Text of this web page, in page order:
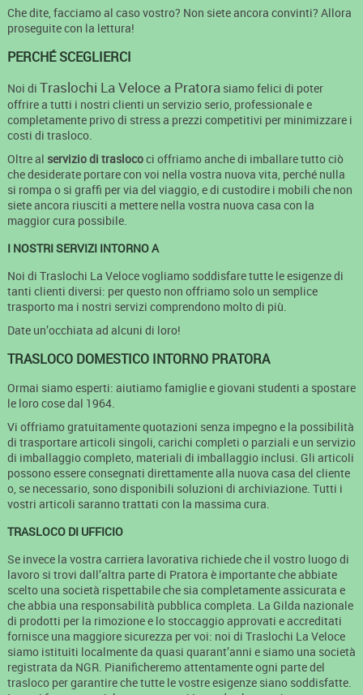
Che dite, facciamo al caso vostro? Non siete ancora convinti? Allora
proseguite con la lettura!
PERCHÉ SCEGLIERCI
Noi di Traslochi La Veloce a Pratorasiamo felici di poter
offrire a tutti i nostri clienti un servizio serio, professionale e
completamente privo di stress a prezzi competitivi per minimizzare i
costi di trasloco.
Oltre al servizio di traslococi offriamo anche di imballare tutto ciò
che desiderate portare con voi nella vostra nuova vita, perché nulla
si rompa o si graffi per via del viaggio, e di custodire i mobili che non
siete ancora riusciti a mettere nella vostra nuova casa con la
maggior cura possibile.
I NOSTRI SERVIZI INTORNO A
Noi di Traslochi La Veloce vogliamo soddisfare tutte le esigenze di
tanti clienti diversi: per questo non offriamo solo un semplice
trasporto ma i nostri servizi comprendono molto di più.
Date un’occhiata ad alcuni di loro!
TRASLOCO DOMESTICO INTORNO PRATORA
Ormai siamo esperti: aiutiamo famiglie e giovani studenti a spostare
le loro cose dal 1964.
Vi offriamo gratuitamente quotazioni senza impegno e la possibilità
di trasportare articoli singoli, carichi completi o parziali e un servizio
di imballaggio completo, materiali di imballaggio inclusi. Gli articoli
possono essere consegnati direttamente alla nuova casa del cliente
o, se necessario, sono disponibili soluzioni di archiviazione. Tutti i
vostri articoli saranno trattati con la massima cura.
TRASLOCO DI UFFICIO
Se invece la vostra carriera lavorativa richiede che il vostro luogo di
lavoro si trovi dall’altra parte di Pratora è importante che abbiate
scelto una società rispettabile che sia completamente assicurata e
che abbia una responsabilità pubblica completa. La Gilda nazionale
di prodotti per la rimozione e lo stoccaggio approvati e accreditati
fornisce una maggiore sicurezza per voi: noi di Traslochi La Veloce
siamo istituiti localmente da quasi quarant’anni e siamo una società
registrata da NGR. Pianificheremo attentamente ogni parte del
trasloco per garantire che tutte le vostre esigenze siano soddisfatte.